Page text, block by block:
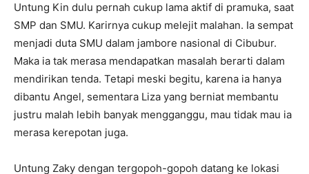
Untung Kin dulu pernah cukup lama aktif di pramuka, saat
SMP dan SMU. Karirnya cukup melejit malahan. Ia sempat
menjadi duta SMU dalam jambore nasional di Cibubur.
Maka ia tak merasa mendapatkan masalah berarti dalam
mendirikan tenda. Tetapi meski begitu, karena ia hanya
dibantu Angel, sementara Liza yang berniat membantu
justru malah lebih banyak mengganggu, mau tidak mau ia
merasa kerepotan juga.
Untung Zaky dengan tergopoh-gopoh datang ke lokasi